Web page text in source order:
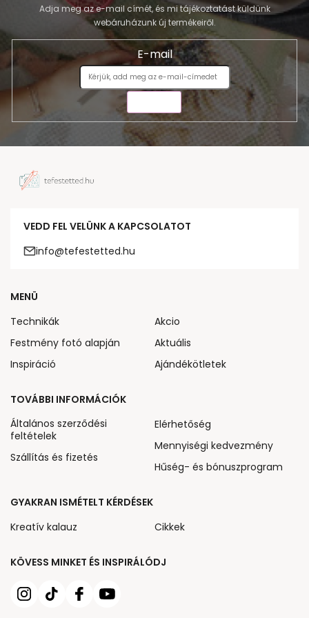
Adja meg az e-mail címét, és mi tájékoztatást küldünk
webáruházunk új termékeiről.
E-mail
VEDD FEL VELÜNK A KAPCSOLATOT
info@tefestetted.hu
KÖVESS MINKET ÉS INSPIRÁLÓDJ
MENÜ
Technikák
Festmény fotó alapján
Inspiráció
Akcio
Aktuális
Ajándékötletek
TOVÁBBI INFORMÁCIÓK
Általános szerződési
feltételek
Szállítás és fizetés
Elérhetőség
Mennyiségi kedvezmény
Hűség- és bónuszprogram
GYAKRAN ISMÉTELT KÉRDÉSEK
Kreatív kalauz
Cikkek